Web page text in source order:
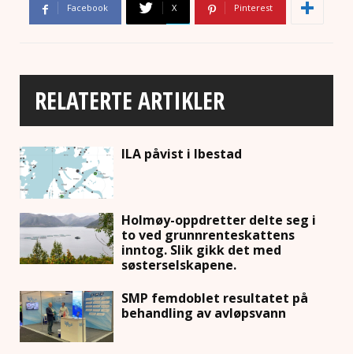
Facebook X Pinterest
RELATERTE ARTIKLER
ILA påvist i Ibestad
Holmøy-oppdretter delte seg i
to ved grunnrenteskattens
inntog. Slik gikk det med
søsterselskapene.
SMP femdoblet resultatet på
behandling av avløpsvann